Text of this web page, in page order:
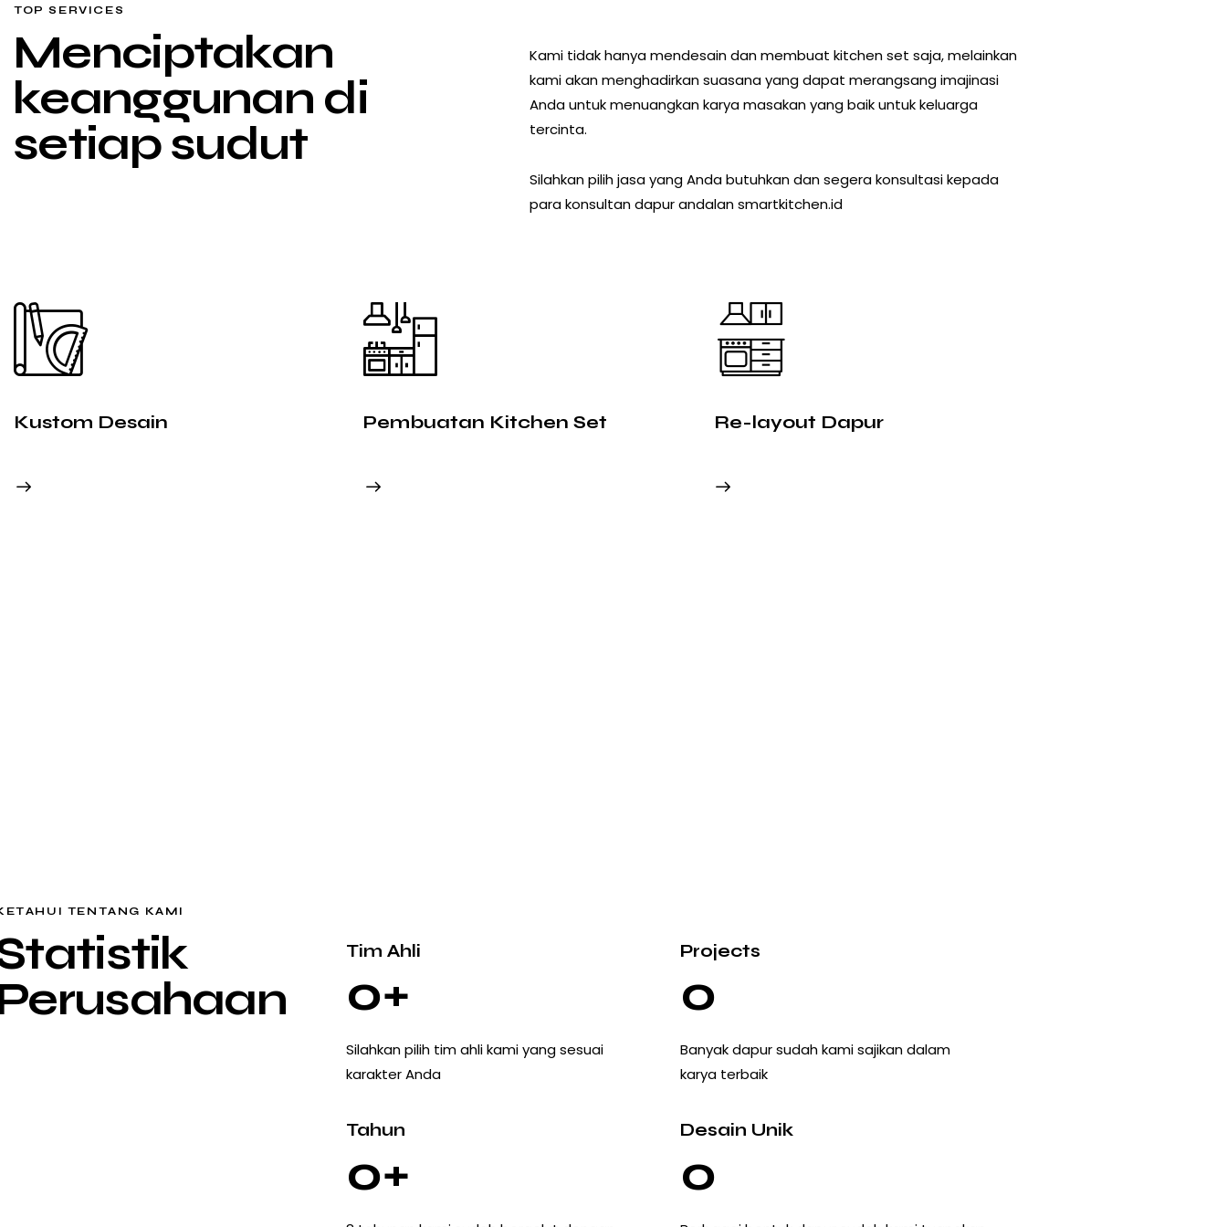
TOP SERVICES
Menciptakan
keanggunan di
setiap sudut
Kami tidak hanya mendesain dan membuat kitchen set saja, melainkan
kami akan menghadirkan suasana yang dapat merangsang imajinasi
Anda untuk menuangkan karya masakan yang baik untuk keluarga
tercinta.
Silahkan pilih jasa yang Anda butuhkan dan segera konsultasi kepada
para konsultan dapur andalansmartkitchen.id
Kustom Desain Pembuatan Kitchen Set Re-layout Dapur
TENTANG KAMI
Tim Ahli
0+
Silahkan pilih tim ahli kami yang sesuai
karakter Anda
Projects
0
Banyak dapur sudah kami sajikan dalam
karya terbaik
Tahun
0+
Desain Unik
0